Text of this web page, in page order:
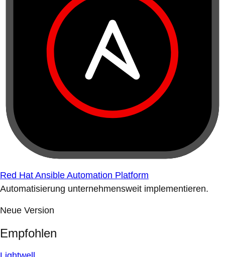
Red Hat Ansible Automation Platform
Automatisierung unternehmensweit implementieren.
Neue Version
Empfohlen